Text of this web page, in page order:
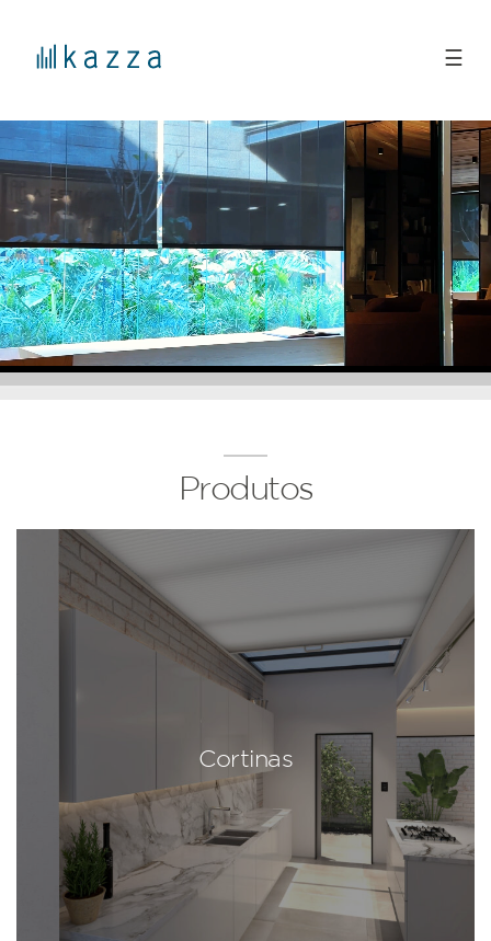
☰
Produtos
Cortinas